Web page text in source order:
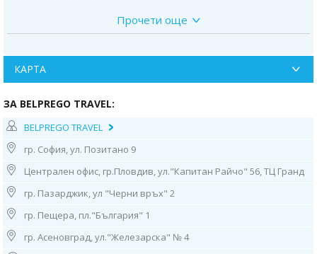
Разположение:
обща
В стаите:
(34 м²), Junior Family Room (53 м²), Family Room (71 м²). Всички стаи са
оборудвани с климатик, телевизор, телефон, баня с душ или вана,
сешоар, минибар, сейф (срещу заплащане), балкон, Wi-Fi интернет.
Почистване на стаите – всеки ден, смяна на бельото – 2 пъти в
На територията на хотела:
ресторанта (италиански, турски ), 5 бара, дискотека, открит басейн,
Прочети още
КАРТА
ЗА BELPREGO TRAVEL:
BELPREGO TRAVEL
гр. София, ул. Позитано 9
Централен офис, гр.Пловдив, ул."Капитан Райчо" 56, ТЦ Гранд
гр. Пазарджик, ул "Черни връх" 2
гр. Пещера, пл."България" 1
гр. Асеновград, ул."Железарска" № 4